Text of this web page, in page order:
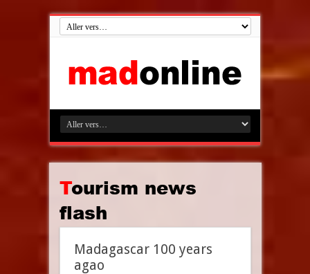
Tourism news
flash
Madagascar 100 years
agao